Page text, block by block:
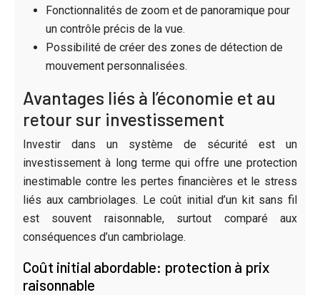
Fonctionnalités de zoom et de panoramique pour
un contrôle précis de la vue.
Possibilité de créer des zones de détection de
mouvement personnalisées.
Avantages liés à l’économie et au
retour sur investissement
Investir dans un système de sécurité est un
investissement à long terme qui offre une protection
inestimable contre les pertes financières et le stress
liés aux cambriolages. Le coût initial d’un kit sans fil
est souvent raisonnable, surtout comparé aux
conséquences d’un cambriolage.
Coût initial abordable: protection à prix
raisonnable